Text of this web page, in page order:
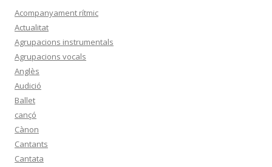
Acompanyament rítmic
Actualitat
Agrupacions instrumentals
Agrupacions vocals
Anglès
Audició
Ballet
cançó
Cànon
Cantants
Cantata